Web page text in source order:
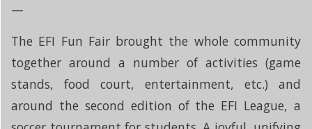
—
The EFI Fun Fair brought the whole community
together around a number of activities (game
stands, food court, entertainment, etc.) and
around the second edition of the EFI League, a